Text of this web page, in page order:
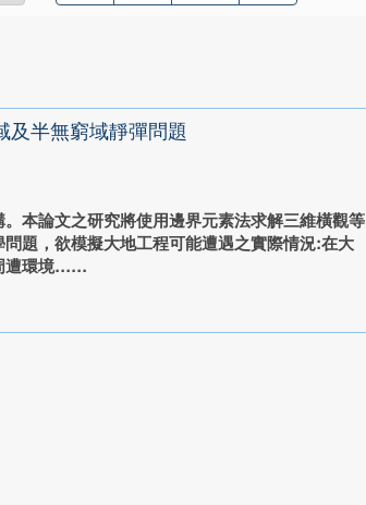
及半無窮域靜彈問題
本論文之研究將使用邊界元素法求解三維橫觀等
題，欲模擬大地工程可能遭遇之實際情況:在大
遭環境...